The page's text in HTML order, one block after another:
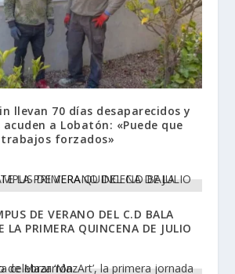
llevan 70 días desaparecidos y
a Lobatón: «Puede que
forzados»
DE VERANO DEL C.D BALA
LA PRIMERA QUINCENA DE JULIO